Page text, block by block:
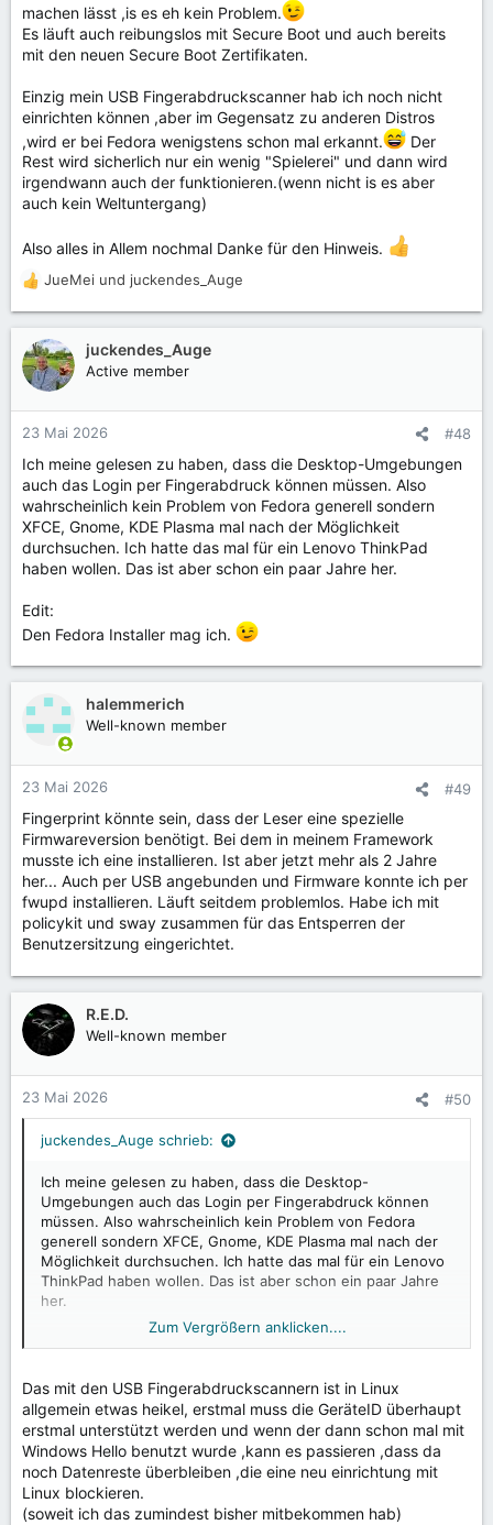
machen lässt ,is es eh kein Problem.
Es läuft auch reibungslos mit Secure Boot und auch bereits
mit den neuen Secure Boot Zertifikaten.
Einzig mein USB Fingerabdruckscanner hab ich noch nicht
einrichten können ,aber im Gegensatz zu anderen Distros
,wird er bei Fedora wenigstens schon mal erkannt.
Der
Rest wird sicherlich nur ein wenig "Spielerei" und dann wird
irgendwann auch der funktionieren.(wenn nicht is es aber
auch kein Weltuntergang)
Also alles in Allem nochmal Danke für den Hinweis.
R
e
a
k
t
o
n
n
:
JueMei und juckendes_Auge
juckendes_Auge
Active member
23 Mai 2026 #48
Ich meine gelesen zu haben, dass die Desktop-Umgebungen
auch das Login per Fingerabdruck können müssen. Also
wahrscheinlich kein Problem von Fedora generell sondern
XFCE, Gnome, KDE Plasma mal nach der Möglichkeit
durchsuchen. Ich hatte das mal für ein Lenovo ThinkPad
haben wollen. Das ist aber schon ein paar Jahre her.
Edit:
Den Fedora Installer mag ich.
halemmerich
Well-known member
23 Mai 2026 #49
Fingerprint könnte sein, dass der Leser eine spezielle
Firmwareversion benötigt. Bei dem in meinem Framework
musste ich eine installieren. Ist aber jetzt mehr als 2 Jahre
her... Auch per USB angebunden und Firmware konnte ich per
fwupd installieren. Läuft seitdem problemlos. Habe ich mit
policykit und sway zusammen für das Entsperren der
Benutzersitzung eingerichtet.
R.E.D.
Well-known member
23 Mai 2026 #50
juckendes_Auge schrieb:
Ich meine gelesen zu haben, dass die Desktop-
Umgebungen auch das Login per Fingerabdruck können
müssen. Also wahrscheinlich kein Problem von Fedora
generell sondern XFCE, Gnome, KDE Plasma mal nach der
Möglichkeit durchsuchen. Ich hatte das mal für ein Lenovo
ThinkPad haben wollen. Das ist aber schon ein paar Jahre
her.
Zum Vergrößern anklicken....
Das mit den USB Fingerabdruckscannern ist in Linux
allgemein etwas heikel, erstmal muss die GeräteID überhaupt
erstmal unterstützt werden und wenn der dann schon mal mit
Windows Hello benutzt wurde ,kann es passieren ,dass da
noch Datenreste überbleiben ,die eine neu einrichtung mit
Linux blockieren.
(soweit ich das zumindest bisher mitbekommen hab)